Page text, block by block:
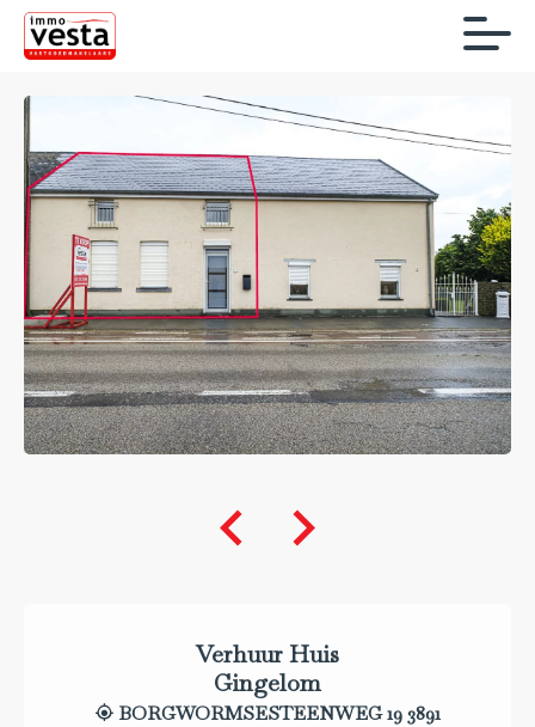
Verhuur Huis
Gingelom
BORGWORMSESTEENWEG 19 3891